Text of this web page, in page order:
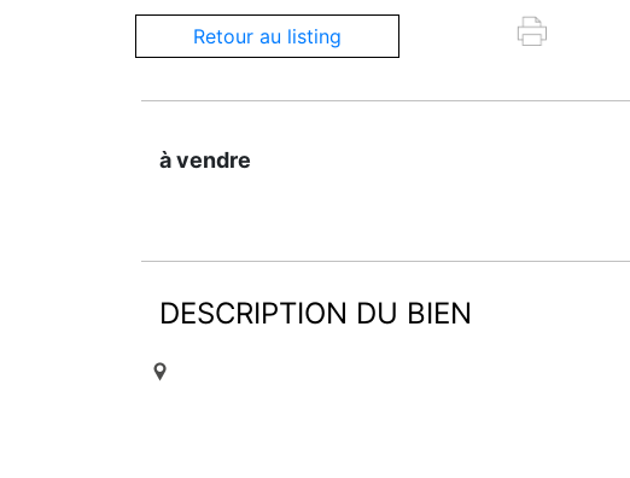
Retour au listing
à vendre
DESCRIPTION DU BIEN